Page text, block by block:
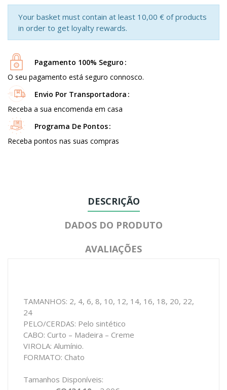
Your basket must contain at least 10,00 € of products
in order to get loyalty rewards.
Pagamento 100% Seguro
O seu pagamento está seguro connosco.
Envio Por Transportadora
Receba a sua encomenda em casa
Programa De Pontos
Receba pontos nas suas compras
DESCRIÇÃO
DADOS DO PRODUTO
AVALIAÇÕES
TAMANHOS: 2, 4, 6, 8, 10, 12, 14, 16, 18, 20, 22,
24
PELO/CERDAS: Pelo sintético
CABO: Curto – Madeira – Creme
VIROLA: Alumínio.
FORMATO: Chato
Tamanhos Disponíveis: